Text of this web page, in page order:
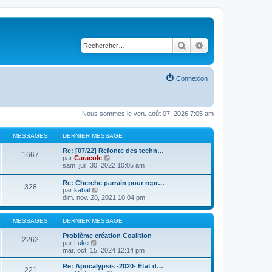
Rechercher
Connexion
Nous sommes le ven. août 07, 2026 7:05 am
MESSAGES DERNIER MESSAGE
1667
Re: [07/22] Refonte des techn…
par Caracole
o
u
l
t
e
r
l
e
d
r
n
i
sam. juil. 30, 2022 10:05 am
328
Re: Cherche parrain pour repr…
par kabal
o
s
u
t
e
r
d
dim. nov. 28, 2021 10:04 pm
MESSAGES DERNIER MESSAGE
2262
Problème création Coalition
par Luke
o
n
s
mar. oct. 15, 2024 12:14 pm
221
Re: Apocalypsis -2020- État d…